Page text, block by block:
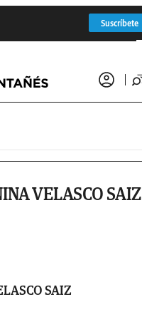
Suscríbete
VELASCO SAIZ
SAIZ